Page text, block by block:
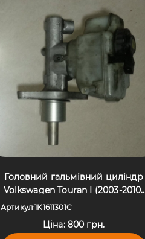
Головний гальмівний циліндр
Volkswagen Touran I (2003-2010)
1K1611301C
Артикул:1K1611301C
Ціна: 800 грн.